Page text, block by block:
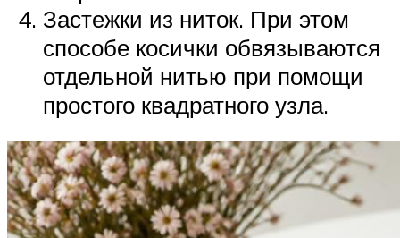
Застежки из ниток. При этом
способе косички обвязываются
отдельной нитью при помощи
простого квадратного узла.